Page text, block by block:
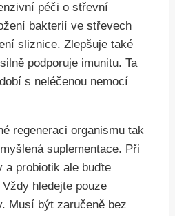
péči o střevní
bakterií ve střevech
sliznice. Zlepšuje také
podporuje imunitu. Ta
s neléčenou nemocí
regeneraci organismu tak
suplementace. Při
a probiotik ale buďte
hledejte pouze
Musí být zaručeně bez